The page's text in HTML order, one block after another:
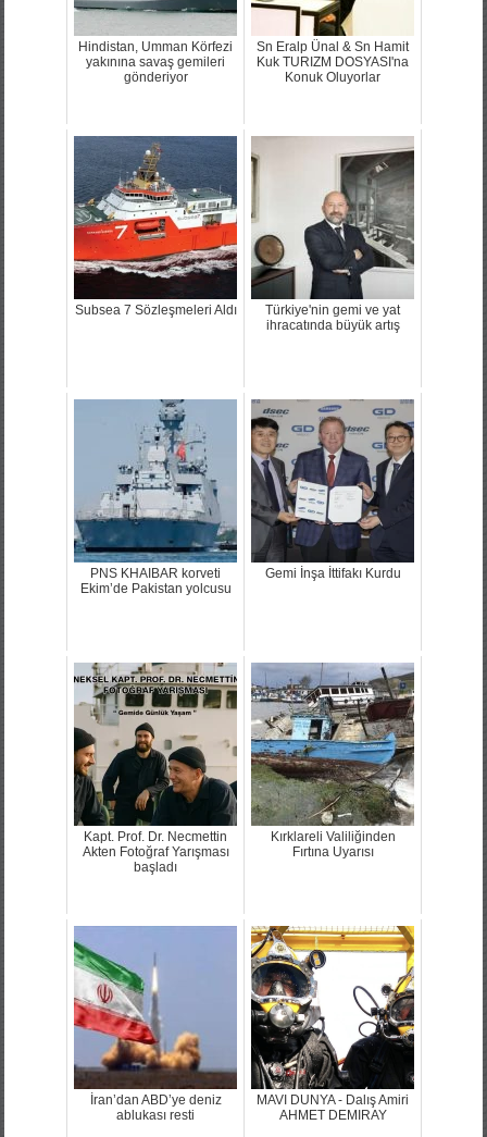
Hindistan, Umman Körfezi
yakınına savaş gemileri
gönderiyor
Sn Eralp Ünal & Sn Hamit
Kuk TURIZM DOSYASI'na
Konuk Oluyorlar
Subsea 7 Sözleşmeleri Aldı
Türkiye'nin gemi ve yat
ihracatında büyük artış
PNS KHAIBAR korveti
Ekim’de Pakistan yolcusu
Gemi İnşa İttifakı Kurdu
Kapt. Prof. Dr. Necmettin
Akten Fotoğraf Yarışması
başladı
Kırklareli Valiliğinden
Fırtına Uyarısı
İran’dan ABD’ye deniz
ablukası resti
MAVI DUNYA - Dalış Amiri
AHMET DEMIRAY